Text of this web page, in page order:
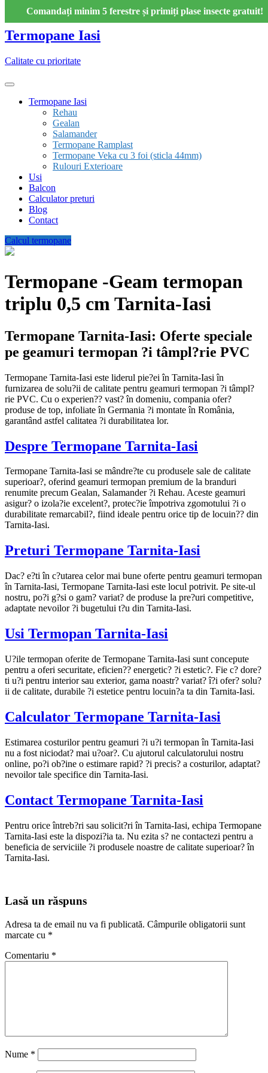
Comandați minim 5 ferestre și primiți plase insecte gratuit!
content
Termopane Iasi
Calitate cu prioritate
Termopane Iasi
Rehau
Gealan
Salamander
Termopane Ramplast
Termopane Veka cu 3 foi (sticla 44mm)
Rulouri Exterioare
Usi
Balcon
Calculator preturi
Blog
Contact
Calcul termopane
Termopane -Geam termopan
triplu 0,5 cm Tarnita-Iasi
Termopane Tarnita-Iasi: Oferte speciale
pe geamuri termopan ?i tâmpl?rie PVC
Termopane Tarnita-Iasi este liderul pie?ei în Tarnita-Iasi în
furnizarea de solu?ii de calitate pentru geamuri termopan ?i tâmpl?
rie PVC. Cu o experien?? vast? în domeniu, compania ofer?
produse de top, infoliate în Germania ?i montate în România,
garantând astfel calitatea ?i durabilitatea lor.
Despre Termopane Tarnita-Iasi
Termopane Tarnita-Iasi se mândre?te cu produsele sale de calitate
superioar?, oferind geamuri termopan premium de la branduri
renumite precum Gealan, Salamander ?i Rehau. Aceste geamuri
asigur? o izola?ie excelent?, protec?ie împotriva zgomotului ?i o
durabilitate remarcabil?, fiind ideale pentru orice tip de locuin?? din
Tarnita-Iasi.
Preturi Termopane Tarnita-Iasi
Dac? e?ti în c?utarea celor mai bune oferte pentru geamuri termopan
în Tarnita-Iasi, Termopane Tarnita-Iasi este locul potrivit. Pe site-ul
nostru, po?i g?si o gam? variat? de produse la pre?uri competitive,
adaptate nevoilor ?i bugetului t?u din Tarnita-Iasi.
Usi Termopan Tarnita-Iasi
U?ile termopan oferite de Termopane Tarnita-Iasi sunt concepute
pentru a oferi securitate, eficien?? energetic? ?i estetic?. Fie c? dore?
ti u?i pentru interior sau exterior, gama noastr? variat? î?i ofer? solu?
ii de calitate, durabile ?i estetice pentru locuin?a ta din Tarnita-Iasi.
Calculator Termopane Tarnita-Iasi
Estimarea costurilor pentru geamuri ?i u?i termopan în Tarnita-Iasi
nu a fost niciodat? mai u?oar?. Cu ajutorul calculatorului nostru
online, po?i ob?ine o estimare rapid? ?i precis? a costurilor, adaptat?
nevoilor tale specifice din Tarnita-Iasi.
Contact Termopane Tarnita-Iasi
Pentru orice întreb?ri sau solicit?ri în Tarnita-Iasi, echipa Termopane
Tarnita-Iasi este la dispozi?ia ta. Nu ezita s? ne contactezi pentru a
beneficia de serviciile ?i produsele noastre de calitate superioar? în
Tarnita-Iasi.
Lasă un răspuns
Adresa ta de email nu va fi publicată. Câmpurile obligatorii sunt
marcate cu *
Comentariu *
Nume *